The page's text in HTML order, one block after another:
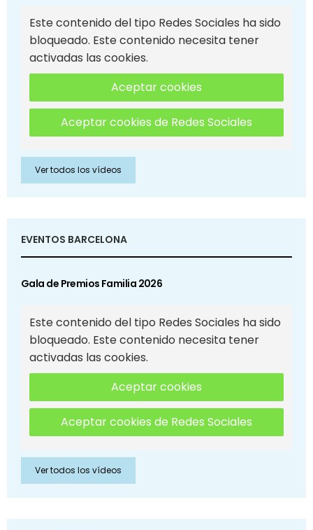
Este contenido del tipo Redes Sociales ha sido
bloqueado. Este contenido necesita tener
activadas las cookies.
Aceptar cookies
Aceptar cookies de Redes Sociales
Ver todos los vídeos
EVENTOS BARCELONA
Gala de Premios Familia 2026
Este contenido del tipo Redes Sociales ha sido
bloqueado. Este contenido necesita tener
activadas las cookies.
Aceptar cookies
Aceptar cookies de Redes Sociales
Ver todos los vídeos